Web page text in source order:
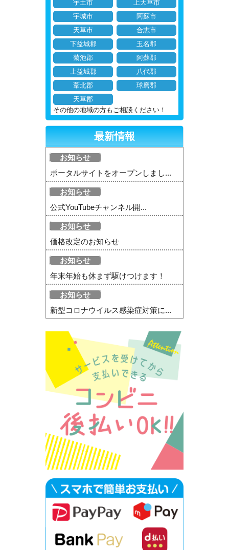
宇土市
上天草市
宇城市
阿蘇市
天草市
合志市
下益城郡
玉名郡
菊池郡
阿蘇郡
上益城郡
八代郡
葦北郡
球磨郡
天草郡
その他の地域の方もご相談ください！
最新情報
お知らせ
ポータルサイトをオープンしまし...
お知らせ
公式YouTubeチャンネル開...
お知らせ
価格改定のお知らせ
お知らせ
年末年始も休まず駆けつけます！
お知らせ
新型コロナウイルス感染症対策に...